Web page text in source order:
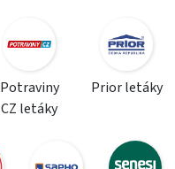
Potraviny
CZ letáky
Prior letáky